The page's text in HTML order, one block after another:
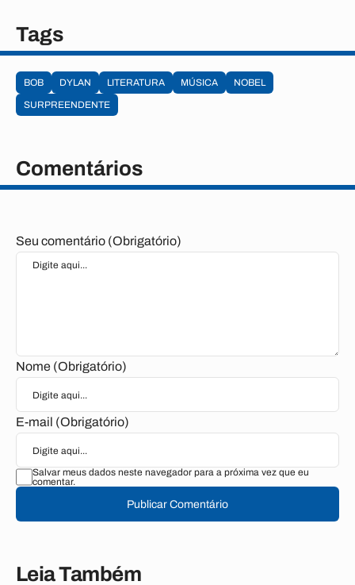
Tags
BOB DYLAN LITERATURA MÚSICA
NOBEL
SURPREENDENTE
Comentários
Seu comentário (Obrigatório)
Nome (Obrigatório)
E-mail (Obrigatório)
Salvar meus dados neste navegador para a próxima vez que eu
comentar.
Publicar Comentário
Leia Também